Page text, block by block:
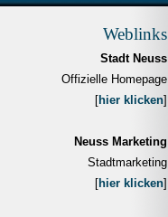
Weblinks
Stadt Neuss
Offizielle Homepage
[hier klicken]
Neuss Marketing
Stadtmarketing
[hier klicken]